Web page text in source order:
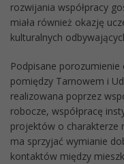
rozwijania współpracy
miała również okazję
kulturalnych
Podpisane
pomiędzy Tarnowem i
realizowana poprzez
robocze, współpracę
projektów o charakterze
ma sprzyjać wymianie
kontaktów między